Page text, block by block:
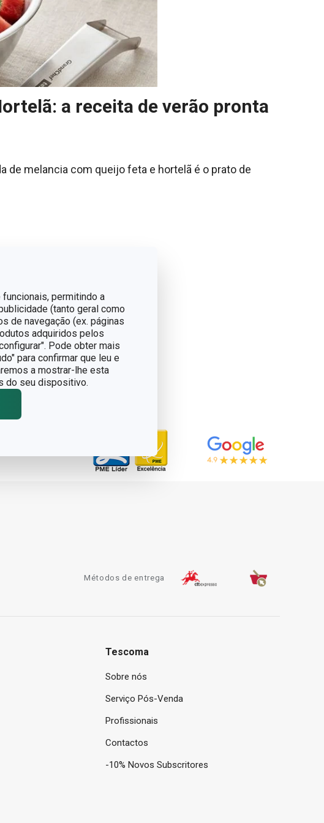
permitindo a
(tanto geral como
de navegação (ex. páginas
adquiridos pelos
Pode obter mais
para confirmar que leu e
a mostrar-lhe esta
do seu dispositivo.
a receita de verão pronta
de melancia com queijo feta e hortelã é o prato de
Métodos de entrega
Tescoma
Sobre nós
Serviço Pós-Venda
Profissionais
Contactos
-10% Novos Subscritores